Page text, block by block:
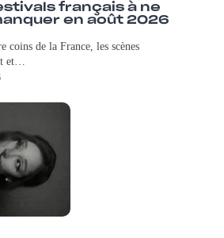
français à ne
en août 2026
coins de la France, les scènes
et…